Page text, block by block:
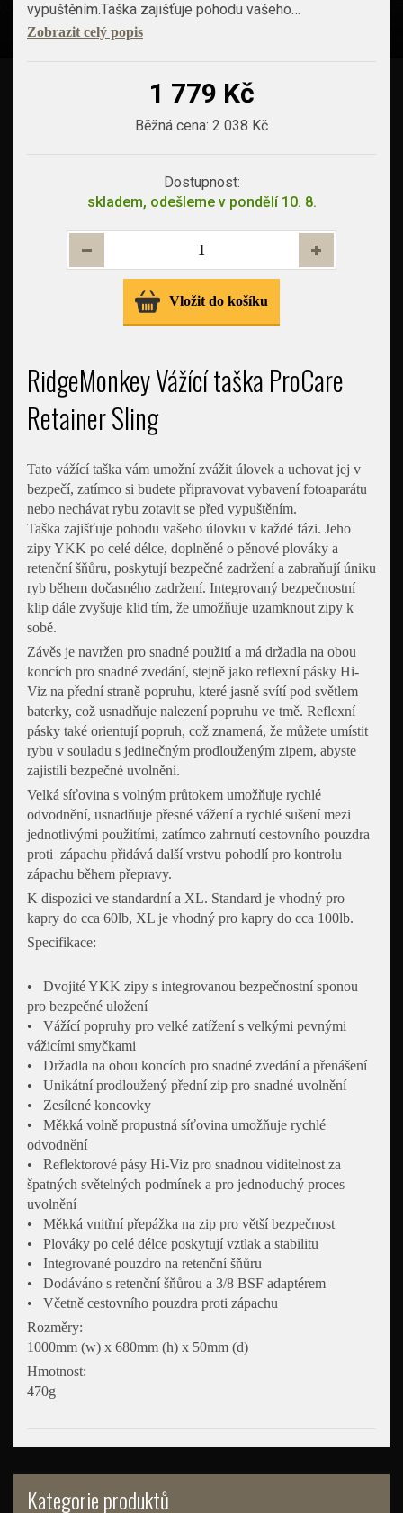
Kategorie produktů
vypuštěním.Taška zajišťuje pohodu vašeho…
Zobrazit celý popis
1 779 Kč
Běžná cena: 2 038 Kč
Dostupnost:
skladem, odešleme v pondělí 10. 8.
Vložit do košíku
RidgeMonkey Vážící taška ProCare
Retainer Sling
Tato vážící taška vám umožní zvážit úlovek a uchovat jej v
bezpečí, zatímco si budete připravovat vybavení fotoaparátu
nebo nechávat rybu zotavit se před vypuštěním.
Taška zajišťuje pohodu vašeho úlovku v každé fázi. Jeho
zipy YKK po celé délce, doplněné o pěnové plováky a
retenční šňůru, poskytují bezpečné zadržení a zabraňují úniku
ryb během dočasného zadržení. Integrovaný bezpečnostní
klip dále zvyšuje klid tím, že umožňuje uzamknout zipy k
sobě.
Závěs je navržen pro snadné použití a má držadla na obou
koncích pro snadné zvedání, stejně jako reflexní pásky Hi-
Viz na přední straně popruhu, které jasně svítí pod světlem
baterky, což usnadňuje nalezení popruhu ve tmě. Reflexní
pásky také orientují popruh, což znamená, že můžete umístit
rybu v souladu s jedinečným prodlouženým zipem, abyste
zajistili bezpečné uvolnění.
Velká síťovina s volným průtokem umožňuje rychlé
odvodnění, usnadňuje přesné vážení a rychlé sušení mezi
jednotlivými použitími, zatímco zahrnutí cestovního pouzdra
proti zápachu přidává další vrstvu pohodlí pro kontrolu
zápachu během přepravy.
K dispozici ve standardní a XL. Standard je vhodný pro
kapry do cca 60lb, XL je vhodný pro kapry do cca 100lb.
Specifikace:
• Dvojité YKK zipy s integrovanou bezpečnostní sponou
pro bezpečné uložení
• Vážící popruhy pro velké zatížení s velkými pevnými
vážicími smyčkami
• Držadla na obou koncích pro snadné zvedání a přenášení
• Unikátní prodloužený přední zip pro snadné uvolnění
• Zesílené koncovky
• Měkká volně propustná síťovina umožňuje rychlé
odvodnění
• Reflektorové pásy Hi-Viz pro snadnou viditelnost za
špatných světelných podmínek a pro jednoduchý proces
uvolnění
• Měkká vnitřní přepážka na zip pro větší bezpečnost
• Plováky po celé délce poskytují vztlak a stabilitu
• Integrované pouzdro na retenční šňůru
• Dodáváno s retenční šňůrou a 3/8 BSF adaptérem
• Včetně cestovního pouzdra proti zápachu
Rozměry:
1000mm (w) x 680mm (h) x 50mm (d)
Hmotnost:
470g